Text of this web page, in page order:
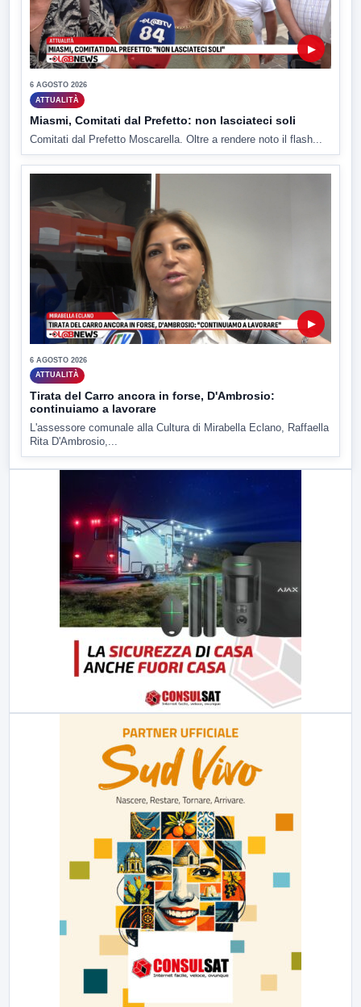
▶
6 AGOSTO 2026
ATTUALITÀ
Miasmi, Comitati dal Prefetto: non lasciateci soli
Comitati dal Prefetto Moscarella. Oltre a rendere noto il flash...
▶
6 AGOSTO 2026
ATTUALITÀ
Tirata del Carro ancora in forse, D'Ambrosio:
continuiamo a lavorare
L'assessore comunale alla Cultura di Mirabella Eclano, Raffaella
Rita D'Ambrosio,...